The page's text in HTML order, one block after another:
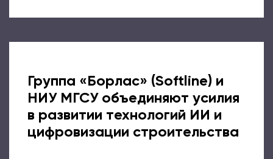
Группа «Борлас» (Softline) и
НИУ МГСУ объединяют усилия
в развитии технологий ИИ и
цифровизации строительства